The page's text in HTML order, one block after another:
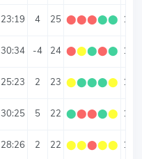
23:19 4 25 ⬤⬤⬤⬤⬤ 1.47
30:34 -4 24 ⬤⬤⬤⬤⬤ 1.41
25:23 2 23 ⬤⬤⬤⬤⬤ 1.35
30:25 5 22 ⬤⬤⬤⬤⬤ 1.29
28:26 2 22 ⬤⬤⬤⬤⬤ 1.29